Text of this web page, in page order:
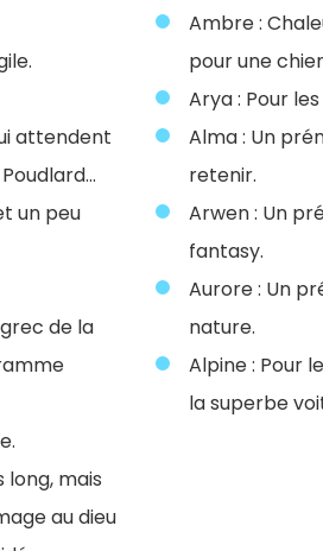
attendent
un peu
de la
long, mais
au dieu
Ambre :
pour une
Arya : Pour
Alma : Un
retenir.
Arwen : Un
fantasy.
Aurore : Un
nature.
Alpine : Pour
la superbe